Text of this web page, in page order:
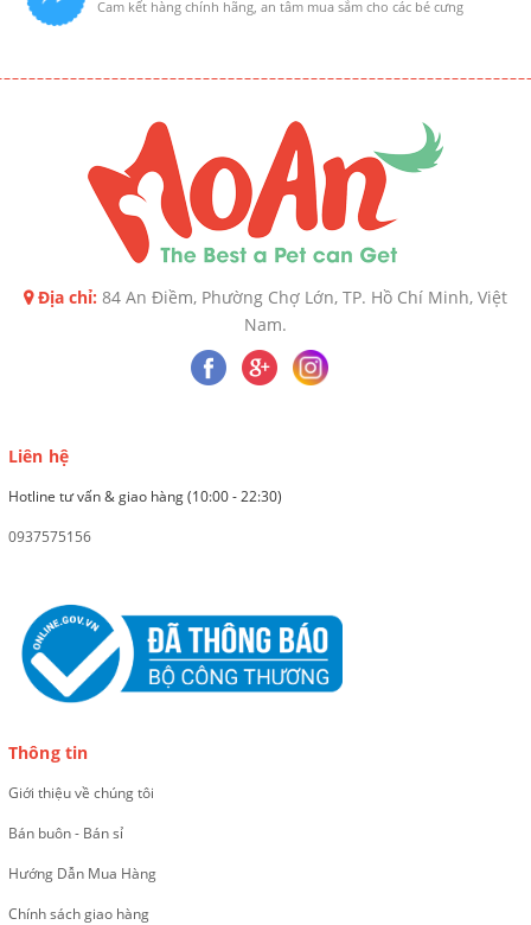
Cam kết hàng chính hãng, an tâm mua sắm cho các bé cưng
Địa chỉ: 84 An Điềm, Phường Chợ Lớn, TP. Hồ Chí Minh, Việt
Nam.
Liên hệ
Hotline tư vấn & giao hàng (10:00 - 22:30)
0937575156
Thông tin
Giới thiệu về chúng tôi
Bán buôn - Bán sỉ
Hướng Dẫn Mua Hàng
Chính sách giao hàng